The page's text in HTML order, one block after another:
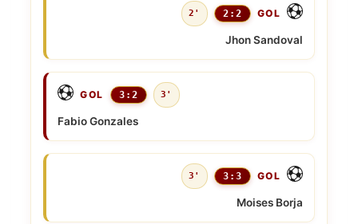
2' 2:2 GOL
Jhon Sandoval
GOL 3:2 3'
Fabio Gonzales
3' 3:3 GOL
Moises Borja